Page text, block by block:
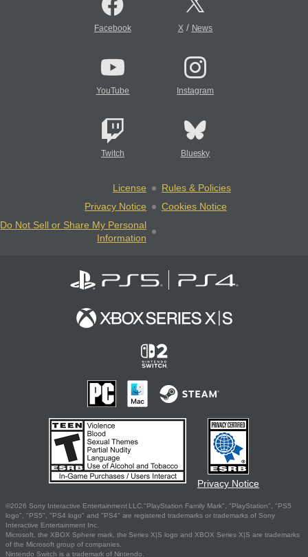
Facebook X/ News
YouTube Instagram
Twitch Bluesky
License
Rules & Policies
Privacy Notice
Cookies Notice
Do Not Sell or Share My Personal
Information
Privacy Notice
©2026 Sony Interactive Entertainment LLC."PlayStation Family Mark", "PlayStation", "PS5
logo", "PS5", "PS4 logo" and "PS4" are registered trademarks or trademarks of Sony
Interactive Entertainment Inc.
Microsoft, the XBOX Sphere mark, the Series X|S logo and XBOX Series X|S are trademarks
of the Microsoft group of companies.
Nintendo Switch is a trademark of Nintendo.